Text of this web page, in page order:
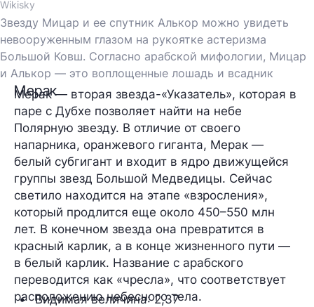
Wikisky
Звезду Мицар и ее спутник Алькор можно увидеть
невооруженным глазом на рукоятке астеризма
Большой Ковш. Согласно арабской мифологии, Мицар
и Алькор — это воплощенные лошадь и всадник
Мерак
Мерак — вторая звезда-«Указатель», которая в
паре с Дубхе позволяет найти на небе
Полярную звезду. В отличие от своего
напарника, оранжевого гиганта, Мерак —
белый субгигант и входит в ядро движущейся
группы звезд Большой Медведицы. Сейчас
светило находится на этапе «взросления»,
который продлится еще около 450–550 млн
лет. В конечном звезда она превратится в
красный карлик, а в конце жизненного пути —
в белый карлик. Название с арабского
переводится как «чресла», что соответствует
расположению небесного тела.
Видимая величина: 2,37